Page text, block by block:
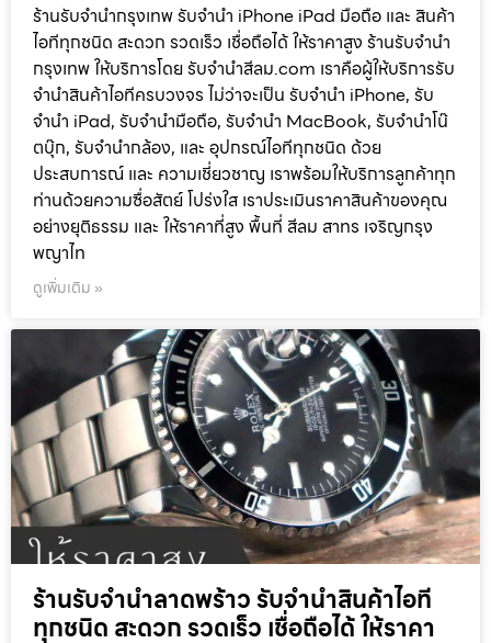
ร้านรับจำนำกรุงเทพ รับจำนำ iPhone iPad มือถือ และ สินค้า
ไอทีทุกชนิด สะดวก รวดเร็ว เชื่อถือได้ ให้ราคาสูง ร้านรับจำนำ
กรุงเทพ ให้บริการโดย รับจํานําสีลม.com เราคือผู้ให้บริการรับ
จำนำสินค้าไอทีครบวงจร ไม่ว่าจะเป็น รับจำนำ iPhone, รับ
จำนำ iPad, รับจำนำมือถือ, รับจำนำ MacBook, รับจำนำโน๊
ตบุ๊ก, รับจำนำกล้อง, และ อุปกรณ์ไอทีทุกชนิด ด้วย
ประสบการณ์ และ ความเชี่ยวชาญ เราพร้อมให้บริการลูกค้าทุก
ท่านด้วยความซื่อสัตย์ โปร่งใส เราประเมินราคาสินค้าของคุณ
อย่างยุติธรรม และ ให้ราคาที่สูง พื้นที่ สีลม สาทร เจริญกรุง
พญาไท
ดูเพิ่มเติม »
ร้านรับจำนำลาดพร้าว รับจำนำสินค้าไอที
ทุกชนิด สะดวก รวดเร็ว เชื่อถือได้ ให้ราคา